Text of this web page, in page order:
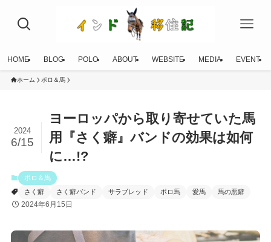
HOME BLOG POLO ABOUT WEBSITE MEDIA EVENT
ホーム ポロ＆馬
ヨーロッパから取り寄せていた馬
用『さく癖』バンドの効果は如何
に…!?
2024
6/15
ポロ＆馬
さく癖
さく癖バンド サラブレッド ポロ馬 愛馬 馬の悪癖
2024年6月15日